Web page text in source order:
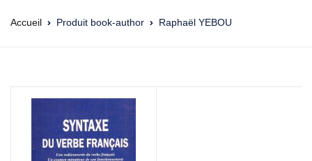
Accueil Produit book-author Raphaël YEBOU